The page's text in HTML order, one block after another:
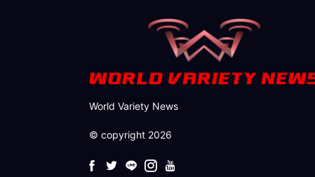
World Variety News
© copyright 2026